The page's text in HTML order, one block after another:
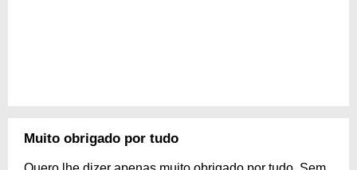
Muito obrigado por tudo